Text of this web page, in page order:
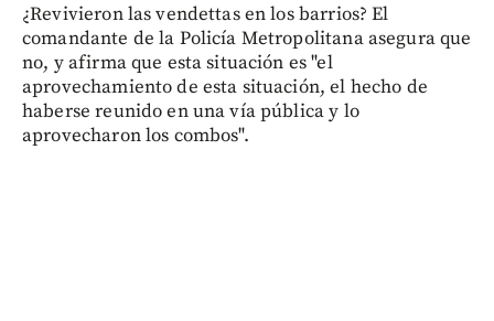
¿Revivieron las vendettas en los barrios? El
comandante de la Policía Metropolitana asegura que
no, y afirma que esta situación es "el
aprovechamiento de esta situación, el hecho de
haberse reunido en una vía pública y lo
aprovecharon los combos".